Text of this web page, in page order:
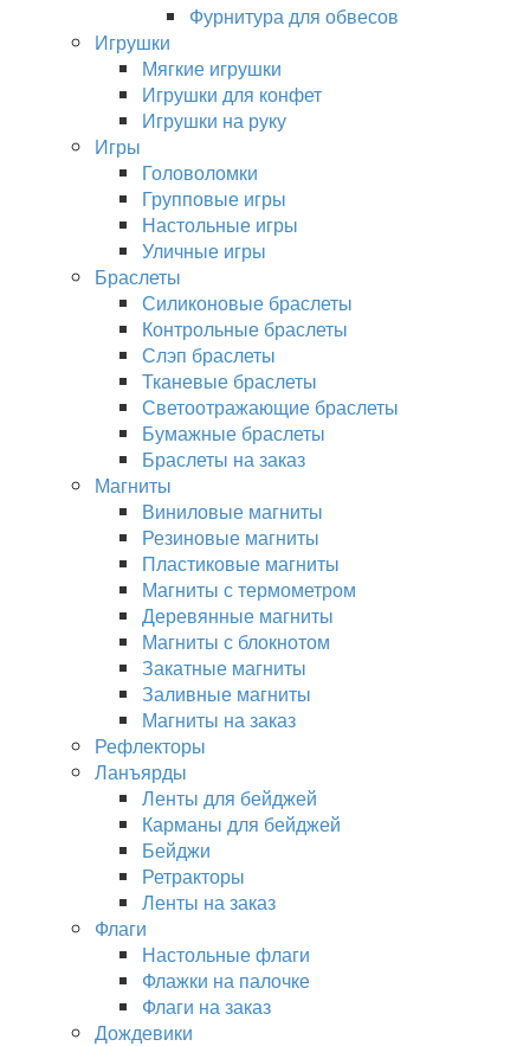
Фурнитура для обвесов
Игрушки
Мягкие игрушки
Игрушки для конфет
Игрушки на руку
Игры
Головоломки
Групповые игры
Настольные игры
Уличные игры
Браслеты
Силиконовые браслеты
Контрольные браслеты
Слэп браслеты
Тканевые браслеты
Светоотражающие браслеты
Бумажные браслеты
Браслеты на заказ
Магниты
Виниловые магниты
Резиновые магниты
Пластиковые магниты
Магниты с термометром
Деревянные магниты
Магниты с блокнотом
Закатные магниты
Заливные магниты
Магниты на заказ
Рефлекторы
Ланъярды
Ленты для бейджей
Карманы для бейджей
Бейджи
Ретракторы
Ленты на заказ
Флаги
Настольные флаги
Флажки на палочке
Флаги на заказ
Дождевики